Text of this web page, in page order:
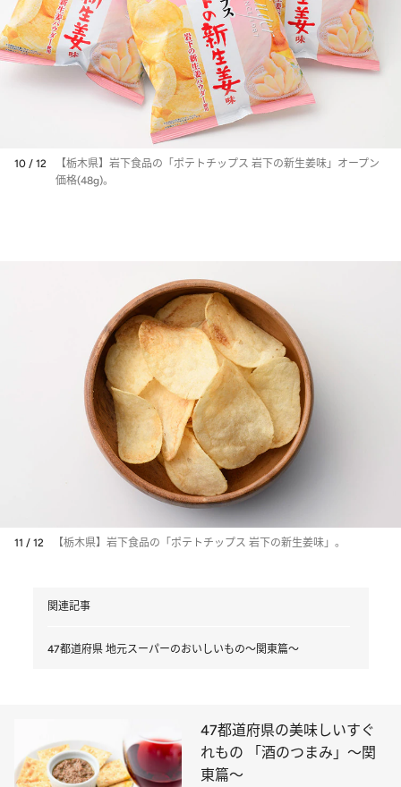
10 / 12
【栃木県】岩下食品の「ポテトチップス 岩下の新生姜味」オープン
価格(48g)。
11 / 12 【栃木県】岩下食品の「ポテトチップス 岩下の新生姜味」。
関連記事
47都道府県 地元スーパーのおいしいもの～関東篇～
47都道府県の美味しいすぐ
れもの 「酒のつまみ」～関
東篇～